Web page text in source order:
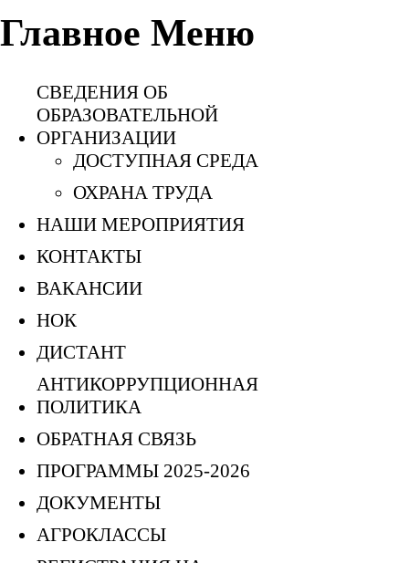
Главное Меню
СВЕДЕНИЯ ОБ
ОБРАЗОВАТЕЛЬНОЙ
ОРГАНИЗАЦИИ
ДОСТУПНАЯ СРЕДА
ОХРАНА ТРУДА
НАШИ МЕРОПРИЯТИЯ
КОНТАКТЫ
ВАКАНСИИ
НОК
ДИСТАНТ
АНТИКОРРУПЦИОННАЯ
ПОЛИТИКА
ОБРАТНАЯ СВЯЗЬ
ПРОГРАММЫ 2025-2026
ДОКУМЕНТЫ
АГРОКЛАССЫ